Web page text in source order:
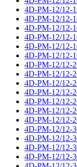
4D-PM-12/12-
4D-PM-12/12-
4D-PM-12/12-
4D-PM-12/12-
4D-PM-12/12-
4D-PM-12/12-
4D-PM-12/12-
4D-PM-12/12-
4D-PM-12/12-
4D-PM-12/12-
4D-PM-12/12-
4D-PM-12/12-
4D-PM-12/12-
4D-PM-12/12-
4D-PM-12/12-
4D-PM-12/12-
4D-PM-12/12-